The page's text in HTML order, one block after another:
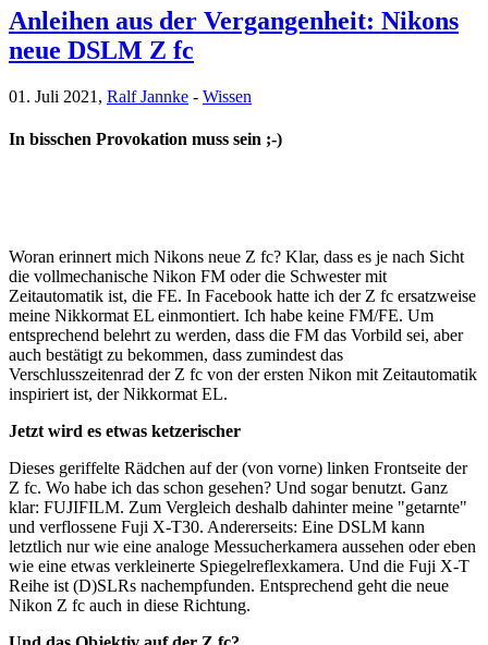
Anleihen aus der Vergangenheit: Nikons
neue DSLM Z fc
01. Juli 2021, Ralf Jannke - Wissen
In bisschen Provokation muss sein ;-)
Woran erinnert mich Nikons neue Z fc? Klar, dass es je nach Sicht
die vollmechanische Nikon FM oder die Schwester mit
Zeitautomatik ist, die FE. In Facebook hatte ich der Z fc ersatzweise
meine Nikkormat EL einmontiert. Ich habe keine FM/FE. Um
entsprechend belehrt zu werden, dass die FM das Vorbild sei, aber
auch bestätigt zu bekommen, dass zumindest das
Verschlusszeitenrad der Z fc von der ersten Nikon mit Zeitautomatik
inspiriert ist, der Nikkormat EL.
Jetzt wird es etwas ketzerischer
Dieses geriffelte Rädchen auf der (von vorne) linken Frontseite der
Z fc. Wo habe ich das schon gesehen? Und sogar benutzt. Ganz
klar: FUJIFILM. Zum Vergleich deshalb dahinter meine "getarnte"
und verflossene Fuji X-T30. Andererseits: Eine DSLM kann
letztlich nur wie eine analoge Messucherkamera aussehen oder eben
wie eine etwas verkleinerte Spiegelreflexkamera. Und die Fuji X-T
Reihe ist (D)SLRs nachempfunden. Entsprechend geht die neue
Nikon Z fc auch in diese Richtung.